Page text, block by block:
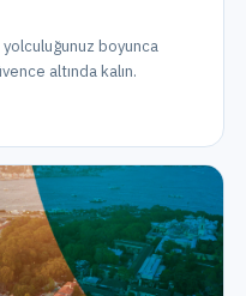
yolculuğunuz boyunca
altında kalın.